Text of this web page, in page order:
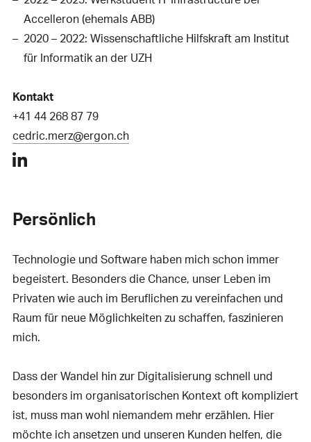
Accelleron (ehemals ABB)
2020 – 2022: Wissenschaftliche Hilfskraft am Institut
für Informatik an der UZH
Kontakt
+41 44 268 87 79
cedric.merz@ergon.ch
Persönlich
Technologie und Software haben mich schon immer
begeistert. Besonders die Chance, unser Leben im
Privaten wie auch im Beruflichen zu vereinfachen und
Raum für neue Möglichkeiten zu schaffen, faszinieren
mich.
Dass der Wandel hin zur Digitalisierung schnell und
besonders im organisatorischen Kontext oft kompliziert
ist, muss man wohl niemandem mehr erzählen. Hier
möchte ich ansetzen und unseren Kunden helfen, die